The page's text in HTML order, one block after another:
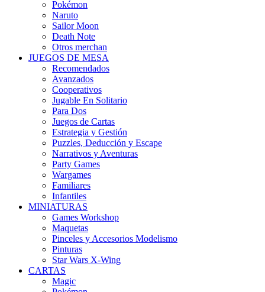
Pokémon
Naruto
Sailor Moon
Death Note
Otros merchan
JUEGOS DE MESA
Recomendados
Avanzados
Cooperativos
Jugable En Solitario
Para Dos
Juegos de Cartas
Estrategia y Gestión
Puzzles, Deducción y Escape
Narrativos y Aventuras
Party Games
Wargames
Familiares
Infantiles
MINIATURAS
Games Workshop
Maquetas
Pinceles y Accesorios Modelismo
Pinturas
Star Wars X-Wing
CARTAS
Magic